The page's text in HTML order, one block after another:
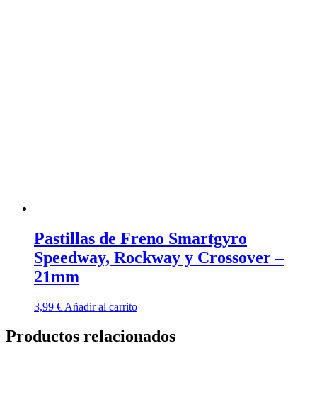
Pastillas de Freno Smartgyro
Speedway, Rockway y Crossover –
21mm
3,99 € Añadir al carrito
Productos relacionados